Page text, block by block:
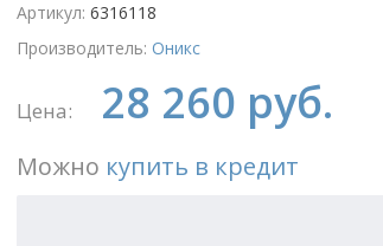
Артикул:6316118
Производитель: Оникс
Цена: 28 260 руб.
Можно купить в кредит